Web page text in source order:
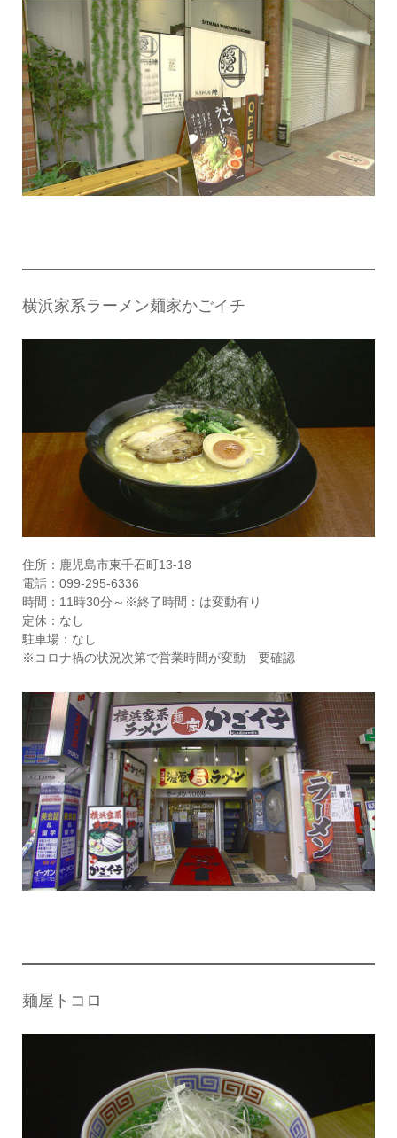
横浜家系ラーメン麺家かごイチ
住所：鹿児島市東千石町13-18
電話：099-295-6336
時間：11時30分～※終了時間：は変動有り
定休：なし
駐車場：なし
※コロナ禍の状況次第で営業時間が変動 要確認
麺屋トコロ